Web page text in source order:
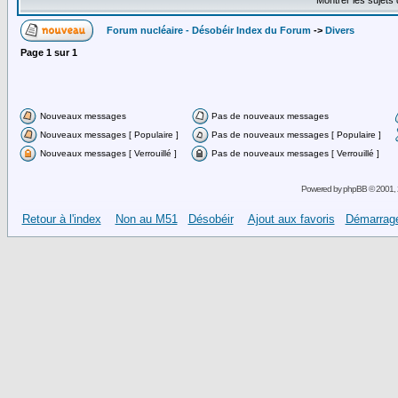
Forum nucléaire - Désobéir Index du Forum -> Divers
Page 1 sur1
Nouveaux messages
Pas de nouveaux messages
Nouveaux messages [ Populaire ]
Pas de nouveaux messages [ Populaire ]
Nouveaux messages [ Verrouillé ]
Pas de nouveaux messages [ Verrouillé ]
Powered byphpBB© 2001,
Retour à l'index Non au M51 Désobéir Ajout aux favoris